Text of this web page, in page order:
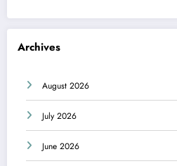
Archives
August 2026
July 2026
June 2026